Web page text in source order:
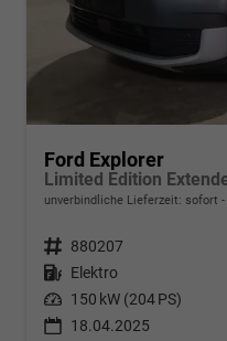
Ford Explorer
unverbindliche Lieferzeit: sofort
Fahrzeugnr. 880207
Kraftstoff Elektro
Leistung 150 kW (204 PS)
18.04.2025